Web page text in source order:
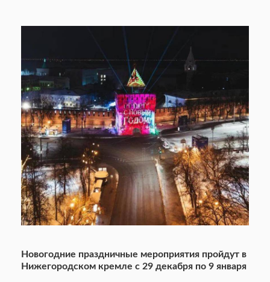
Новогодние праздничные мероприятия пройдут в
Нижегородском кремле с 29 декабря по 9 января